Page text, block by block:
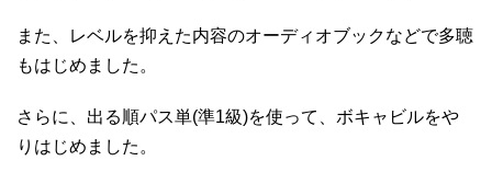
また、レベルを抑えた内容のオーディオブックなどで多聴
もはじめました。
さらに、出る順パス単(準1級)を使って、ボキャビルをや
りはじめました。